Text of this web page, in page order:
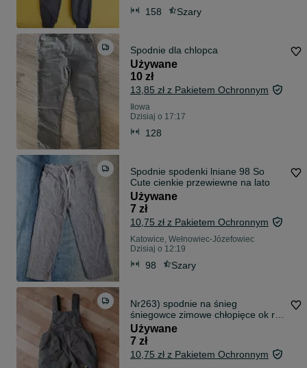
158 Szary
Spodnie dla chlopca
Używane
10 zł
13,85 zł z Pakietem Ochronnym
Iłowa
Dzisiaj o 17:17
128
Spodnie spodenki lniane 98 So
Cute cienkie przewiewne na lato
Używane
7 zł
10,75 zł z Pakietem Ochronnym
Katowice, Wełnowiec-Józefowiec
Dzisiaj o 12:19
98 Szary
Nr263) spodnie na śnieg
śniegowce zimowe chłopięce ok rok
80
Używane
7 zł
10,75 zł z Pakietem Ochronnym